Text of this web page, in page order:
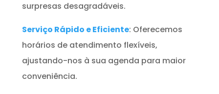
surpresas desagradáveis.
Serviço Rápido e Eficiente: Oferecemos
horários de atendimento flexíveis,
ajustando-nos à sua agenda para maior
conveniência.